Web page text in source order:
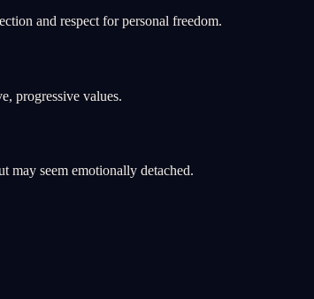
and respect for personal freedom.
progressive values.
may seem emotionally detached.